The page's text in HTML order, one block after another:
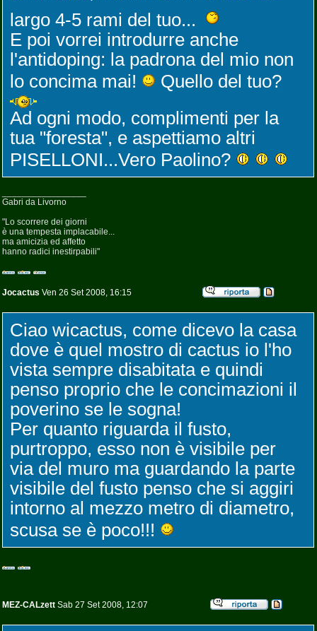
largo 4-5 rami del tuo...
E poi vorrei introdurre anche
l'antidoping: la padrona del mio non
lo concima mai!
Quello del tuo?
Ad ogni modo, complimenti per la
tua "foresta", e aspettiamo altri
PISELLONI...Vero Paolino?
Gabri da Livorno
"Lo scorrere dei giorni
è una tempesta implacabile...
ma amicizia ed affetto
hanno radici inestirpabili"
Jocactus Ven 26 Set 2008, 16:15
Ciao wicactus, come dicevo la casa
dove è quel mostro di cactus io l'ho
vista sempre disabitata e quindi
penso proprio che le concimazioni il
poverino se le sogna!
Per quanto riguarda il fusto,
purtroppo, esso non è visibile per
via del muro ma guardando la parte
visibile del fusto penso che si aggiri
intorno al mezzo metro di diametro,
scusa se è poco!!!
MEZ-CALzett Sab 27 Set 2008, 12:07